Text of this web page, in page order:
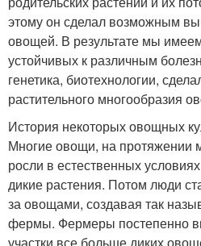
этому он сделал возможным
овощей. В результате мы
устойчивых к различным
генетика, биотехнологии,
растительного многообразия
История некоторых овощных
Многие овощи, на протяжении
росли в естественных
дикие растения. Потом люди
за овощами, создавая так
фермы. Фермеры постепенно